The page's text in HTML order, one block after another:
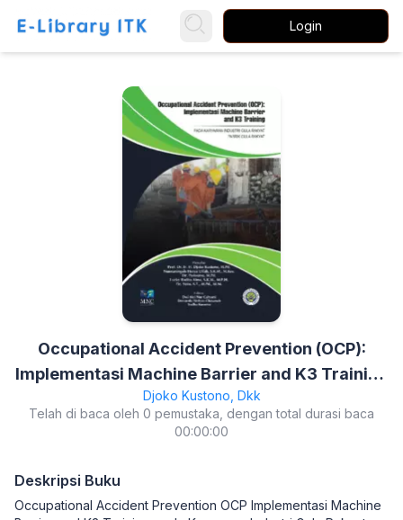
Login
Occupational Accident Prevention (OCP):
Implementasi Machine Barrier and K3 Training
pada Karyawan Industri Gula Rakyat Pabrik
Gula Rakyat
Djoko Kustono, Dkk
Telah di baca oleh 0 pemustaka, dengan total durasi baca
00:00:00
Deskripsi Buku
Occupational Accident Prevention OCP Implementasi Machine